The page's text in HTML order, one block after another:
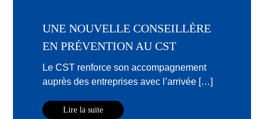
UNE NOUVELLE CONSEILLÈRE
EN PRÉVENTION AU CST
Le CST renforce son accompagnement
auprès des entreprises avec l’arrivée […]
Lire la suite